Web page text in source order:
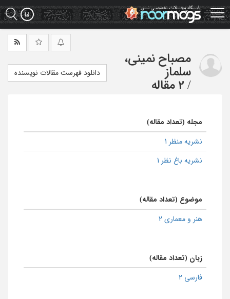
Skip
to
main
مصباح نمینی،
سلماز
/ 2 مقاله
دانلود فهرست مقالات نویسنده
مجله (تعداد مقاله)
نشریه منظر 1
نشریه باغ نظر 1
موضوع (تعداد مقاله)
هنر و معماری 2
زبان (تعداد مقاله)
فارسی 2